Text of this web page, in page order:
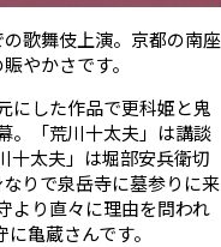
歌舞伎上演。京都の南座
やかさです。
にした作品で更科姫と鬼
。「荒川十太夫」は講談
十太夫」は堀部安兵衛切
りで泉岳寺に墓参りに来
より直々に理由を問われ
亀蔵さんです。